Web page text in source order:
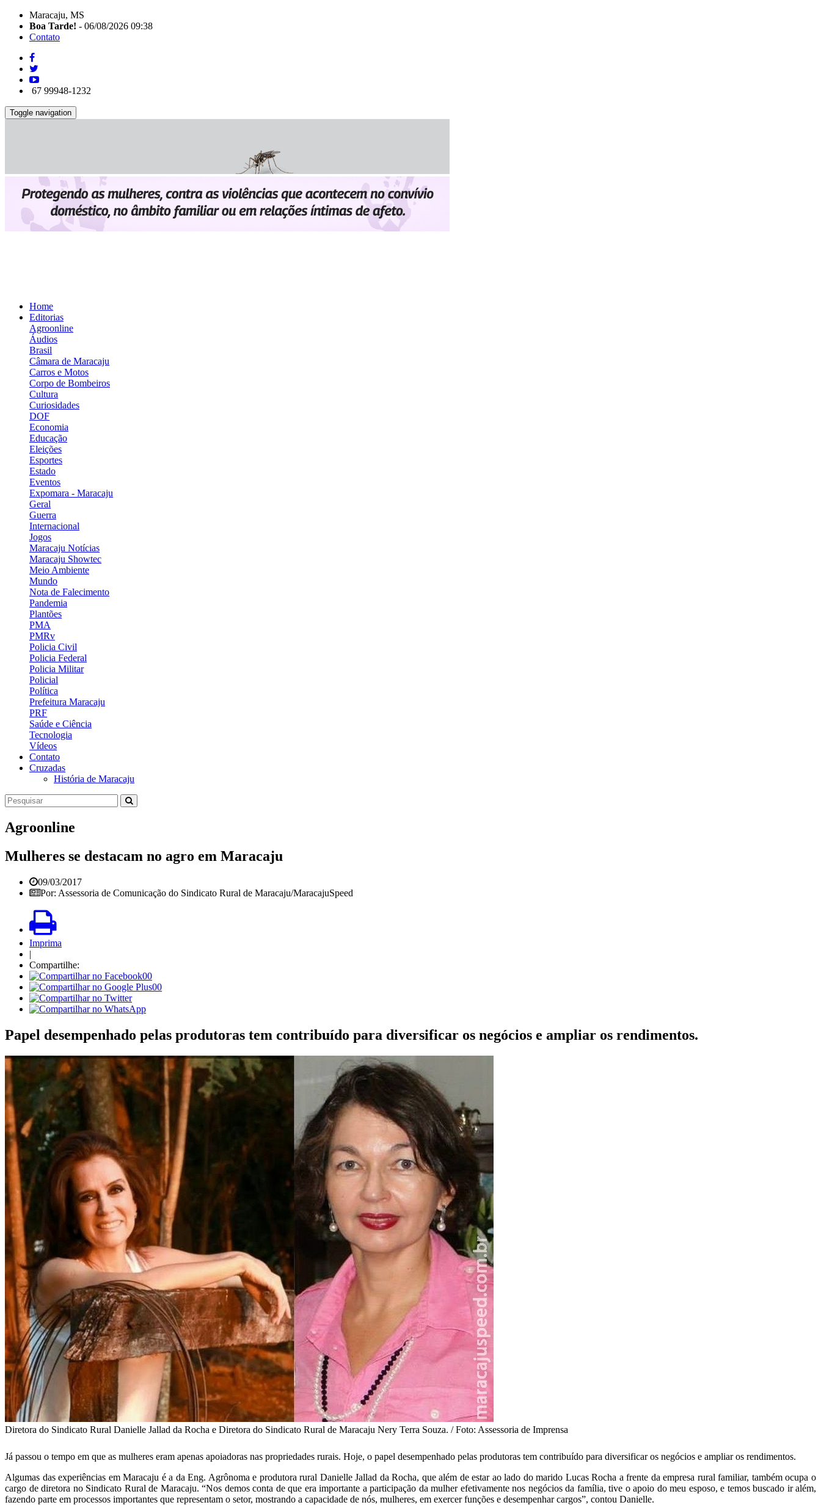
Maracaju, MS
Boa Tarde! - 06/08/2026 09:38
Contato
67 99948-1232
Toggle navigation
Home
Editorias
Agroonline
Áudios
Brasil
Câmara de Maracaju
Carros e Motos
Corpo de Bombeiros
Cultura
Curiosidades
DOF
Economia
Educação
Eleições
Esportes
Estado
Eventos
Expomara - Maracaju
Geral
Guerra
Internacional
Jogos
Maracaju Notícias
Maracaju Showtec
Meio Ambiente
Mundo
Nota de Falecimento
Pandemia
Plantões
PMA
PMRv
Policia Civil
Policia Federal
Policia Militar
Policial
Política
Prefeitura Maracaju
PRF
Saúde e Ciência
Tecnologia
Vídeos
Contato
Cruzadas
História de Maracaju
Agroonline
Mulheres se destacam no agro em Maracaju
09/03/2017
Por: Assessoria de Comunicação do Sindicato Rural de Maracaju/MaracajuSpeed
Imprima
|
Compartilhe:
00
00
Papel desempenhado pelas produtoras tem contribuído para diversificar os negócios e ampliar os rendimentos.
Diretora do Sindicato Rural Danielle Jallad da Rocha e Diretora do Sindicato Rural de Maracaju Nery Terra Souza. / Foto: Assessoria de Imprensa
Já passou o tempo em que as mulheres eram apenas apoiadoras nas propriedades rurais. Hoje, o papel desempenhado pelas produtoras tem contribuído para diversificar os negócios e ampliar os rendimentos.
Algumas das experiências em Maracaju é a da Eng. Agrônoma e produtora rural Danielle Jallad da Rocha, que além de estar ao lado do marido Lucas Rocha a frente da empresa rural familiar, também ocupa o
cargo de diretora no Sindicato Rural de Maracaju. “Nos demos conta de que era importante a participação da mulher efetivamente nos negócios da família, tive o apoio do meu esposo, e temos buscado ir além,
fazendo parte em processos importantes que representam o setor, mostrando a capacidade de nós, mulheres, em exercer funções e desempenhar cargos”, contou Danielle.